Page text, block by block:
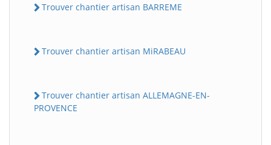
Trouver chantier artisan BARREME
Trouver chantier artisan MiRABEAU
Trouver chantier artisan ALLEMAGNE-EN-
PROVENCE